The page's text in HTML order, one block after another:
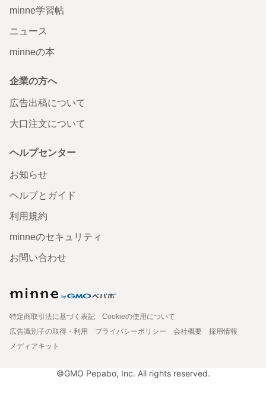
minne学習帖
ニュース
minneの本
企業の方へ
広告出稿について
大口注文について
ヘルプセンター
お知らせ
ヘルプとガイド
利用規約
minneのセキュリティ
お問い合わせ
特定商取引法に基づく表記
Cookieの使用について
広告識別子の取得・利用
プライバシーポリシー 会社概要
採用情報
メディアキット
©GMO Pepabo, Inc. All rights reserved.